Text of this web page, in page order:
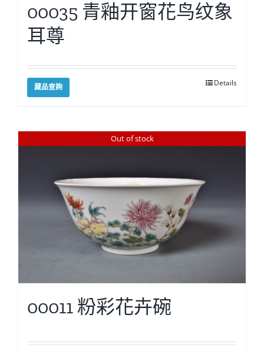
00035 青釉开窗花鸟纹象
耳尊
藏品查詢 Details
Out of stock
00011 粉彩花卉碗